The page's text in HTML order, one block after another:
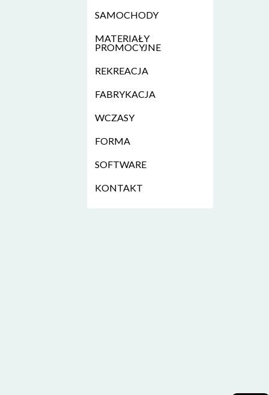
SAMOCHODY
MATERIAŁY
PROMOCYJNE
REKREACJA
FABRYKACJA
WCZASY
FORMA
SOFTWARE
KONTAKT